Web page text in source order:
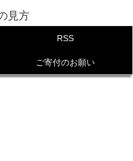
RSS
ご寄付のお願い